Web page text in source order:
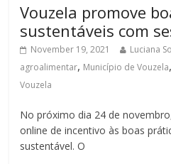
Vouzela promove
sustentáveis com
November 19, 2021 Luciana
agroalimentar, Município de Vouzela,
Vouzela
No próximo dia 24 de
online de incentivo às boas
sustentável. O